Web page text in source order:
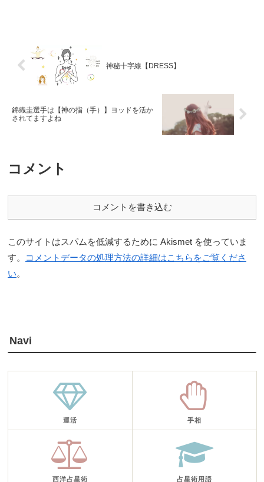
神秘十字線【DRESS】
錦織圭選手は【神の指（手）】ヨッドを活か
されてますよね
コメント
コメントを書き込む
このサイトはスパムを低減するために Akismet を使っていま
す。
コメントデータの処理方法の詳細はこちらをご覧くださ
い。
Navi
運活 手相
西洋占星術 占星術用語